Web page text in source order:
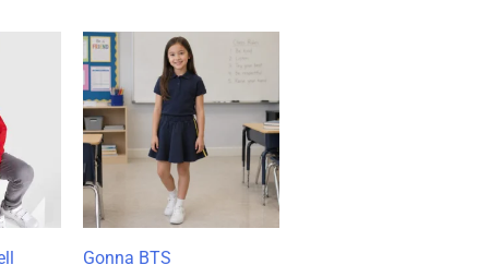
€
€
Gonna BTS
prezzo:
da
10,08 €
a
14,40 €